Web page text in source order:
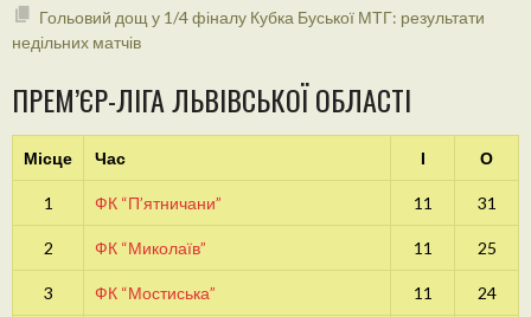
Гольовий дощ у 1/4 фіналу Кубка Буської МТГ: результати
недільних матчів
ПРЕМ’ЄР-ЛІГА ЛЬВІВСЬКОЇ ОБЛАСТІ
Місце Час І О
1 ФК “П’ятничани” 11 31
2 ФК “Миколаїв” 11 25
3 ФК “Мостиська” 11 24